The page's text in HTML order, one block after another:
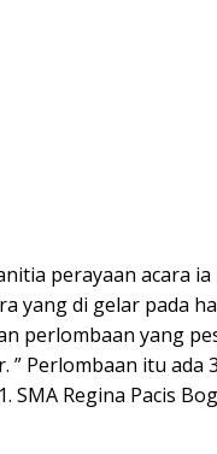
perayaan acara
yang di gelar pada
perlombaan yang
” Perlombaan itu
SMA Regina Pacis